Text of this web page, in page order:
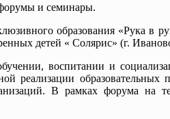
и семинары.
образования «Рука в
детей « Солярис» (г.
воспитании и
реализации образовательных
В рамках форума на